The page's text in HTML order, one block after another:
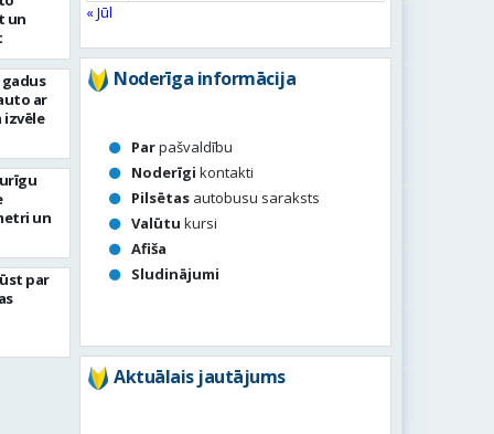
un
gadus
ar
izvēle
un
par
« Jūl
Noderīga informācija
Parpašvaldību
Noderīgi kontakti
Pilsētas autobusu saraksts
Valūtu kursi
Afiša
Sludinājumi
Aktuālais jautājums